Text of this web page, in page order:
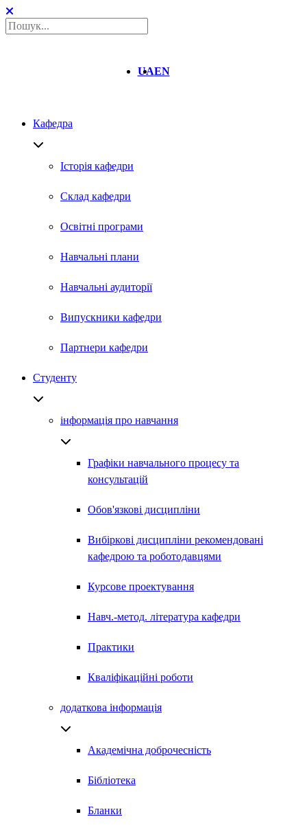
UAEN
Кафедра
Історія кафедри
Склад кафедри
Освітні програми
Навчальні плани
Навчальні аудиторії
Випускники кафедри
Партнери кафедри
Студенту
інформація про навчання
Графіки навчального процесу та
консультацій
Обов'язкові дисципліни
Вибіркові дисципліни рекомендовані
кафедрою та роботодавцями
Курсове проектування
Навч.-метод. література кафедри
Практики
Кваліфікаційні роботи
додаткова інформація
Академічна доброчесність
Бібліотека
Бланки